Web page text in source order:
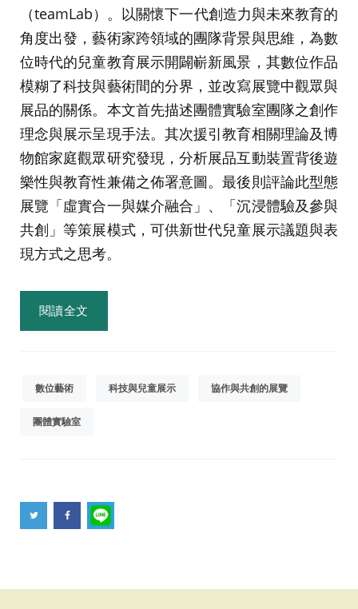
（teamLab）。以關懷下一代創造力與未來教育的
角度出發，藝術家跨領域的團隊背景與思維，為數
位時代的兒童教育展示開闢嶄新風景，其數位作品
模糊了科技與藝術間的分界，並改寫展覽中觀眾與
展品的關係。本文首先描述團體實驗室團隊之創作
理念與展示呈現手法。其次援引教育相關理論及博
物館家庭觀眾研究發現，分析展品互動裝置背後遊
樂性與教育性兼備之佈署意圖。最後則評論此型態
展覽「虛實合一與媒介融合」、「沉浸體驗及參與
共創」等策展模式，可供新世代兒童展示議題與表
現方式之思考。
閱讀全文
數位藝術 科技與兒童展示 協作與共創的展覽
團體實驗室